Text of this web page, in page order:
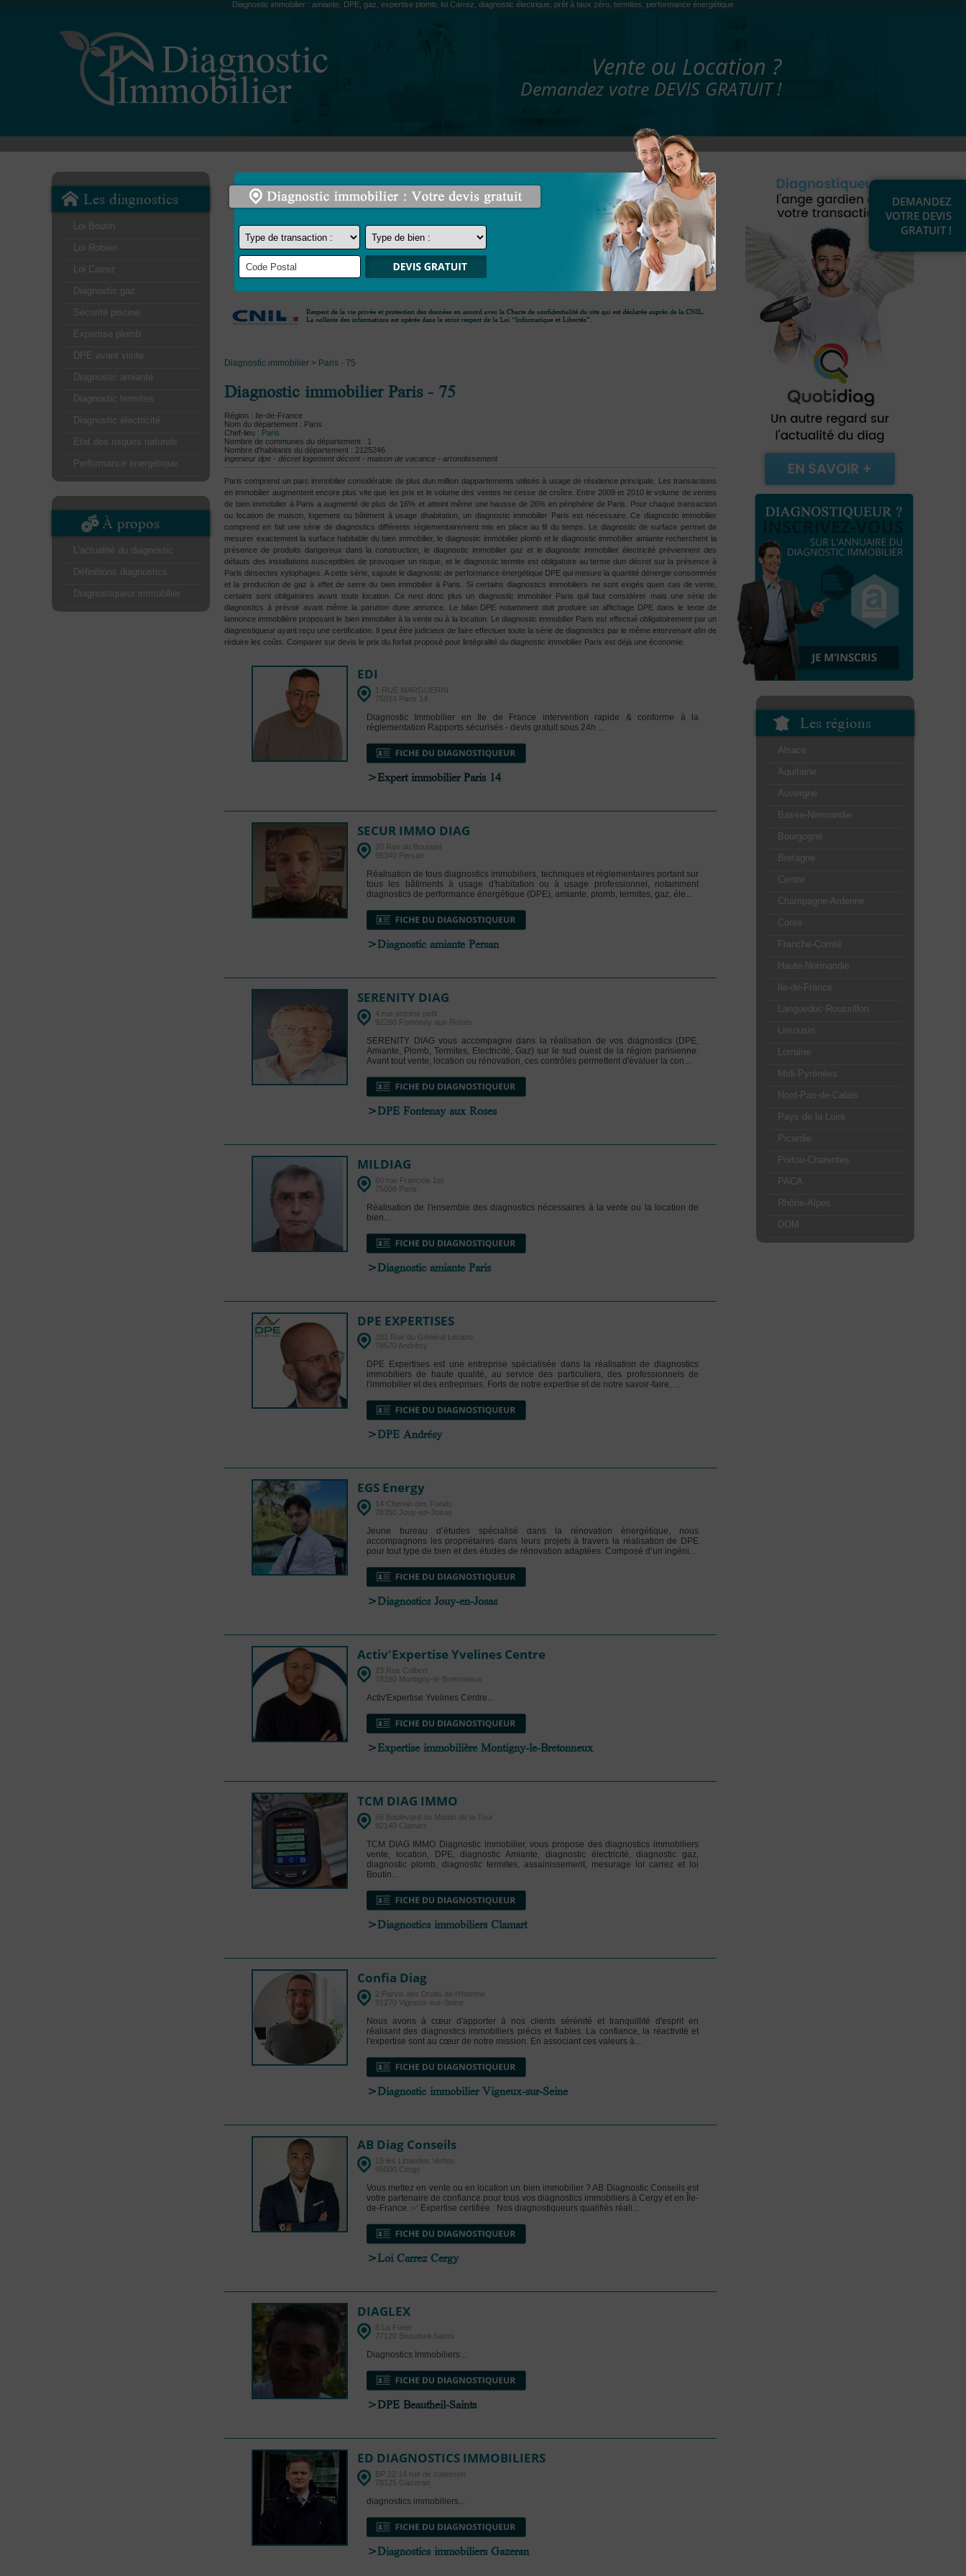
Diagnostic immobilier : amiante, DPE, gaz, expertise plomb, loi Carrez, diagnostic électrique, prêt à taux zéro, termites, performance énergétique
Vente ou Location ?
Demandez votre DEVIS GRATUIT !
Les diagnostics
Loi Boutin
Loi Robien
Loi Carrez
Diagnostic gaz
Sécurité piscine
Expertise plomb
DPE avant visite
Diagnostic amiante
Diagnostic termites
Diagnostic électricité
Etat des risques naturels
Performance énergétique
À propos
L'actualité du diagnostic
Définitions diagnostics
Diagnostiqueur immobilier
Les régions
Alsace
Aquitaine
Auvergne
Basse-Normandie
Bourgogne
Bretagne
Centre
Champagne-Ardenne
Corse
Franche-Comté
Haute-Normandie
Ile-de-France
Languedoc-Roussillon
Limousin
Lorraine
Midi-Pyrénées
Nord-Pas-de-Calais
Pays de la Loire
Picardie
Poitou-Charentes
PACA
Rhône-Alpes
DOM
Diagnostic immobilier > Paris - 75
Diagnostic immobilier Paris - 75
Région : Ile-de-France
Nom du département : Paris
Chef-lieu : Paris
Nombre de communes du département : 1
Nombre d'habitants du département : 2125246
ingenieur dpe - décret logement décent - maison de vacance - arrondissement
Paris comprend un parc immobilier considérable de plus dun million dappartements utilisés à usage de résidence principale. Les transactions
en immobilier augmentent encore plus vite que les prix et le volume des ventes ne cesse de croître. Entre 2009 et 2010 le volume de ventes
de bien immobilier à Paris a augmenté de plus de 16% et atteint même une hausse de 26% en périphérie de Paris. Pour chaque transaction
ou location de maison, logement ou bâtiment à usage dhabitation, un diagnostic immobilier Paris est nécessaire. Ce diagnostic immobilier
comprend en fait une série de diagnostics différents règlementairement mis en place au fil du temps. Le diagnostic de surface permet de
mesurer exactement la surface habitable du bien immobilier, le diagnostic immobilier plomb et le diagnostic immobilier amiante recherchent la
présence de produits dangereux dans la construction, le diagnostic immobilier gaz et le diagnostic immobilier électricité préviennent des
défauts des installations susceptibles de provoquer un risque, et le diagnostic termite est obligatoire au terme dun décret sur la présence à
Paris dinsectes xylophages. A cette série, sajoute le diagnostic de performance énergétique DPE qui mesure la quantité dénergie consommée
et la production de gaz à effet de serre du bien immobilier à Paris. Si certains diagnostics immobiliers ne sont exigés quen cas de vente,
certains sont obligatoires avant toute location. Ce nest donc plus un diagnostic immobilier Paris quil faut considérer mais une série de
diagnostics à prévoir avant même la parution dune annonce. Le bilan DPE notamment doit produire un affichage DPE dans le texte de
lannonce immobilière proposant le bien immobilier à la vente ou à la location. Le diagnostic immobilier Paris est effectué obligatoirement par un
diagnostiqueur ayant reçu une certification. Il peut être judicieux de faire effectuer toute la série de diagnostics par le même intervenant afin de
réduire les coûts. Comparer sur devis le prix du forfait proposé pour lintégralité du diagnostic immobilier Paris est déjà une économie.
EDI
1 RUE MARGUERIN
75014 Paris 14
Diagnostic Immobilier en Ile de France intervention rapide & conforme à la
règlementation Rapports sécurisés - devis gratuit sous 24h ...
>Expert immobilier Paris 14
SECUR IMMO DIAG
20 Rue du Bouquet
95340 Persan
Réalisation de tous diagnostics immobiliers, techniques et réglementaires portant sur
tous les bâtiments à usage d'habitation ou à usage professionnel, notamment
diagnostics de performance énergétique (DPE), amiante, plomb, termites, gaz, éle...
>Diagnostic amiante Persan
SERENITY DIAG
4 rue antoine petit
92260 Fontenay aux Roses
SERENITY DIAG vous accompagne dans la réalisation de vos diagnostics (DPE,
Amiante, Plomb, Termites, Electricité, Gaz) sur le sud ouest de la région parisienne.
Avant tout vente, location ou rénovation, ces contrôles permettent d'évaluer la con...
>DPE Fontenay aux Roses
MILDIAG
60 rue François 1er
75008 Paris
Réalisation de l'ensemble des diagnostics nécessaires à la vente ou la location de
bien...
>Diagnostic amiante Paris
DPE EXPERTISES
101 Rue du Général Leclerc
78570 Andrésy
DPE Expertises est une entreprise spécialisée dans la réalisation de diagnostics
immobiliers de haute qualité, au service des particuliers, des professionnels de
l'immobilier et des entreprises. Forts de notre expertise et de notre savoir-faire, ...
>DPE Andrésy
EGS Energy
14 Chemin des Fonds
78350 Jouy-en-Josas
Jeune bureau d’études spécialisé dans la rénovation énergétique, nous
accompagnons les propriétaires dans leurs projets à travers la réalisation de DPE
pour tout type de bien et des études de rénovation adaptées. Composé d’un ingéni...
>Diagnostics Jouy-en-Josas
Activ'Expertise Yvelines Centre
23 Rue Colbert
78180 Montigny-le-Bretonneux
Activ'Expertise Yvelines Centre...
>Expertise immobilière Montigny-le-Bretonneux
TCM DIAG IMMO
66 Boulevard du Moulin de la Tour
92140 Clamart
TCM DIAG IMMO Diagnostic immobilier, vous propose des diagnostics immobiliers
vente, location, DPE, diagnostic Amiante, diagnostic électricité, diagnostic gaz,
diagnostic plomb, diagnostic termites, assainissement, mesurage loi carrez et loi
Boutin...
>Diagnostics immobiliers Clamart
Confia Diag
2 Parvis des Droits de l'Homme
91270 Vigneux-sur-Seine
Nous avons à cœur d'apporter à nos clients sérénité et tranquillité d'esprit en
réalisant des diagnostics immobiliers précis et fiables. La confiance, la réactivité et
l'expertise sont au cœur de notre mission. En associant ces valeurs à...
>Diagnostic immobilier Vigneux-sur-Seine
AB Diag Conseils
15 les Linandes Vertes
95000 Cergy
Vous mettez en vente ou en location un bien immobilier ? AB Diagnostic Conseils est
votre partenaire de confiance pour tous vos diagnostics immobiliers à Cergy et en Île-
de-France. ✅ Expertise certifiée : Nos diagnostiqueurs qualifiés réali...
>Loi Carrez Cergy
DIAGLEX
8 La Foret
77120 Beautheil-Saints
Diagnostics Immobiliers...
>DPE Beautheil-Saints
ED DIAGNOSTICS IMMOBILIERS
BP 22 14 rue de cutesson
78125 Gazeran
diagnostics immobiliers...
>Diagnostics immobiliers Gazeran
DEMANDEZ
VOTRE DEVIS
GRATUIT !